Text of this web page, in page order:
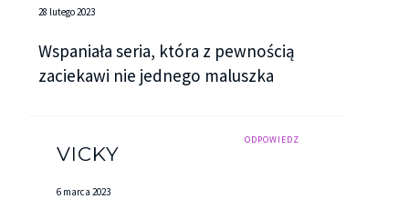
28 lutego 2023
Wspaniała seria, która z pewnością
zaciekawi nie jednego maluszka
ODPOWIEDZ
VICKY
6 marca 2023